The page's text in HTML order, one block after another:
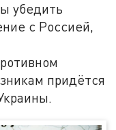
убедить
с Россией,
придётся